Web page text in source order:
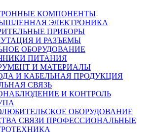
КОМПОНЕНТЫ
ЭЛЕКТРОНИКА
ПРИБОРЫ
И РАЗЪЕМЫ
ОБОРУДОВАНИЕ
ПИТАНИЯ
И МАТЕРИАЛЫ
И КАБЕЛЬНАЯ ПРОДУКЦИЯ
СВЯЗЬ
И КОНТРОЛЬ
ОБОРУДОВАНИЕ
СВЯЗИ ПРОФЕССИОНАЛЬНЫЕ